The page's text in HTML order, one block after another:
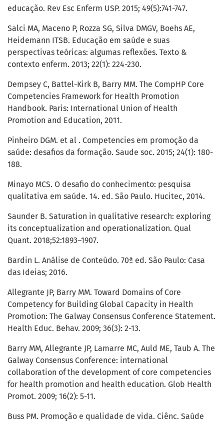
educação. Rev Esc Enferm USP. 2015; 49(5):741-747.
Salci MA, Maceno P, Rozza SG, Silva DMGV, Boehs AE,
Heidemann ITSB. Educação em saúde e suas
perspectivas teóricas: algumas reflexões. Texto &
contexto enferm. 2013; 22(1): 224-230.
Dempsey C, Battel-Kirk B, Barry MM. The CompHP Core
Competencies Framework for Health Promotion
Handbook. Paris: International Union of Health
Promotion and Education, 2011.
Pinheiro DGM. et al . Competencies em promoção da
saúde: desafios da formação. Saude soc. 2015; 24(1): 180-
188.
Minayo MCS. O desafio do conhecimento: pesquisa
qualitativa em saúde. 14. ed. São Paulo. Hucitec, 2014.
Saunder B. Saturation in qualitative research: exploring
its conceptualization and operationalization. Qual
Quant. 2018;52:1893–1907.
Bardin L. Análise de Conteúdo. 70ª ed. São Paulo: Casa
das Ideias; 2016.
Allegrante JP, Barry MM. Toward Domains of Core
Competency for Building Global Capacity in Health
Promotion: The Galway Consensus Conference Statement.
Health Educ. Behav. 2009; 36(3): 2-13.
Barry MM, Allegrante JP, Lamarre MC, Auld ME, Taub A. The
Galway Consensus Conference: international
collaboration of the development of core competencies
for health promotion and health education. Glob Health
Promot. 2009; 16(2): 5-11.
Buss PM. Promoção e qualidade de vida. Ciênc. Saúde